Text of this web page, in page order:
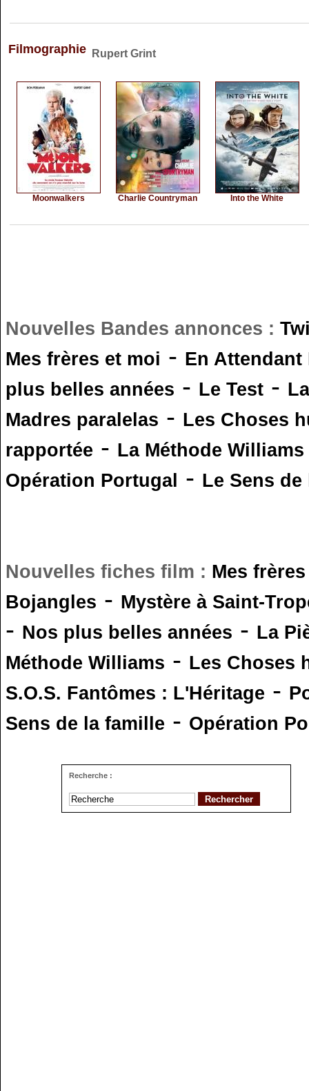
Filmographie Rupert Grint
Moonwalkers Charlie Countryman Into the White
Nouvelles Bandes annonces :
Mes frères et moi - En
plus belles années - Le Test -
Madres paralelas - Les Choses
rapportée - La Méthode Williams
Opération Portugal - Le Sens
Nouvelles fiches film : Mes
Bojangles - Mystère à Saint-
- Nos plus belles années - La
Méthode Williams - Les Choses
S.O.S. Fantômes : L'Héritage -
Sens de la famille - Opération
Recherche :